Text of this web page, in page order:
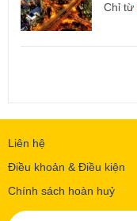
Chỉ từ
Liên hệ
Điều khoản & Điều kiện
Chính sách hoàn huỷ